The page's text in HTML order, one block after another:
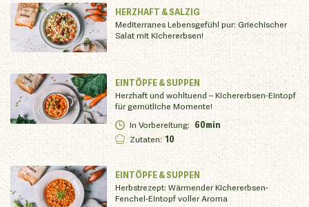
HERZHAFT & SALZIG
Mediterranes Lebensgefühl pur: Griechischer
Salat mit Kichererbsen!
EINTÖPFE & SUPPEN
Herzhaft und wohltuend – Kichererbsen-Eintopf
für gemütliche Momente!
In Vorbereitung: 60min
Zutaten: 10
EINTÖPFE & SUPPEN
Herbstrezept: Wärmender Kichererbsen-
Fenchel-Eintopf voller Aroma